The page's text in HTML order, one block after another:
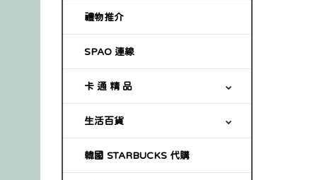
禮物推介
SPAO 連線
卡 通 精 品
生活百貨
韓國 STARBUCKS 代購